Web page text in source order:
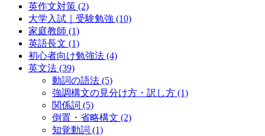
英作文対策 (2)
大学入試｜受験勉強 (10)
家庭教師 (1)
英語長文 (1)
初心者向け勉強法 (4)
英文法 (39)
動詞の語法 (5)
強調構文の見分け方・訳し方 (1)
関係詞 (5)
倒置・省略構文 (2)
知覚動詞 (1)